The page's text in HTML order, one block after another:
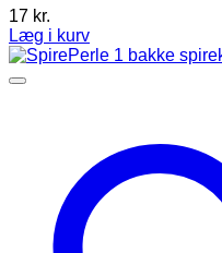
17 kr.
Læg i kurv
Dette
vare
Mulighederne
varesiden